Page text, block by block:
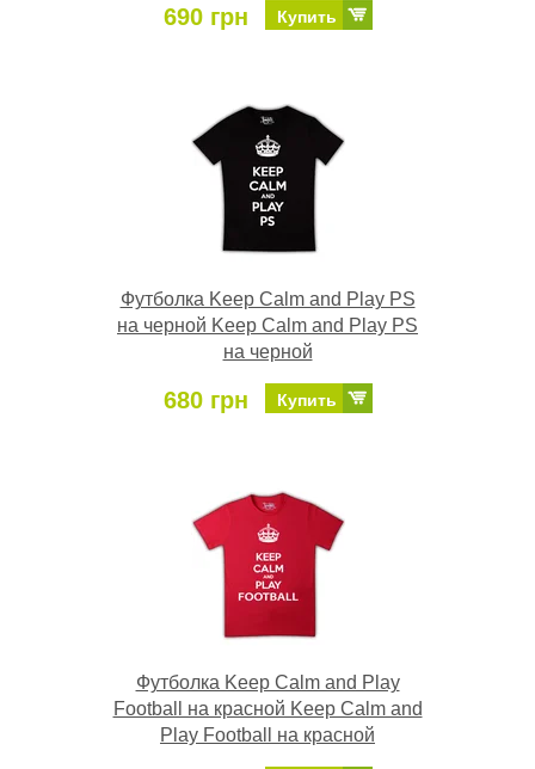
690 грн Купить
Футболка Keep Calm and Play PS
на черной Keep Calm and Play PS
на черной
680 грн Купить
Футболка Keep Calm and Play
Football на красной Keep Calm and
Play Football на красной